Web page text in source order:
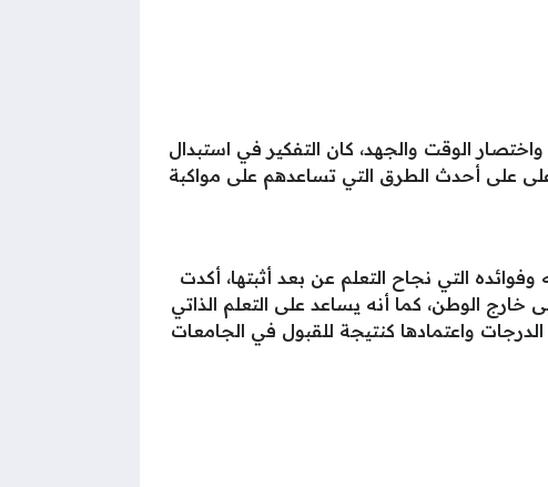
الوقت والجهد، كان التفكير في استبدال
على على أحدث الطرق التي تساعدهم على مواكبة
التي نجاح التعلم عن بعد أثبتها، أكدت
الوطن، كما أنه يساعد على التعلم الذاتي
واعتمادها كنتيجة للقبول في الجامعات